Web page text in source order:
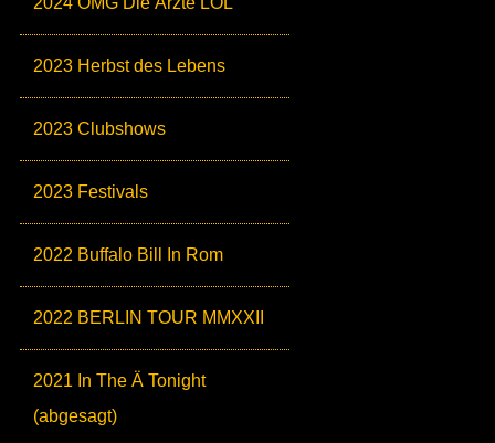
2023 Herbst des Lebens
2023 Clubshows
2023 Festivals
2022 Buffalo Bill In Rom
2022 BERLIN TOUR MMXXII
2021 In The Ä Tonight
(abgesagt)